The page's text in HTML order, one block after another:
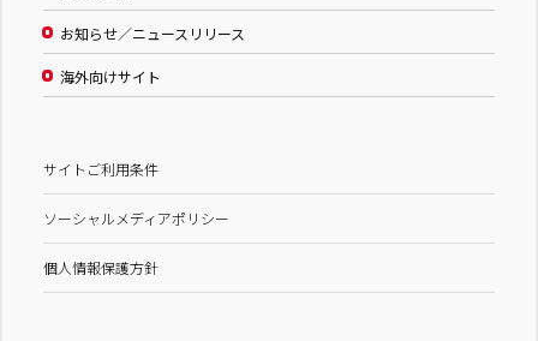
お知らせ／ニュースリリース
海外向けサイト
サイトご利用条件
ソーシャルメディアポリシー
個人情報保護方針